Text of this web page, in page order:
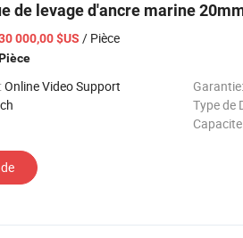
de levage d'ancre marine
000,00 $US / Pièce
Online Video Support Garantie:
Type de